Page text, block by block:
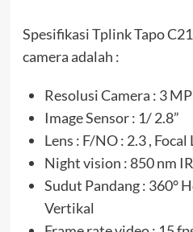
Spesifikasi Tplink Tapo
camera adalah :
Resolusi Camera : 3
Image Sensor : 1/ 2.8”
Lens : F/NO : 2.3 ,
Night vision : 850 nm
Sudut Pandang : 360°
Vertikal